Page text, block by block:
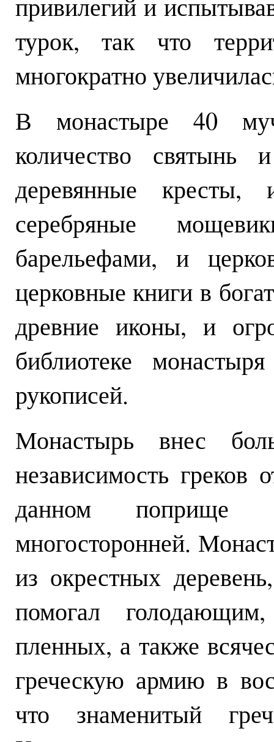
турок, так что
многократно
В монастыре 40
количество
деревянные
серебряные
барельефами, и
церковные книги в
древние иконы, и
библиотеке
рукописей.
Монастырь внес
независимость греков
данном поприще
многосторонней.
из окрестных
помогал
пленных, а также
греческую армию в
что знаменитый